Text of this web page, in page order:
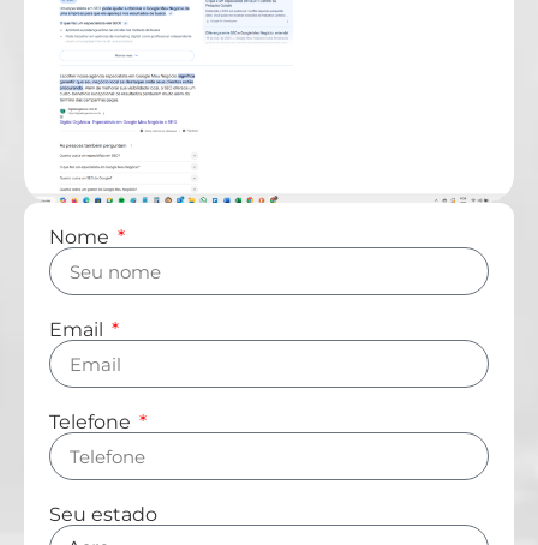
Nome
Email
Telefone
Seu estado